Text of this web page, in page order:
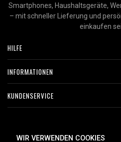
Smartphones, Haushaltsgeräte,
– mit schneller Lieferung und
einkaufen
HILFE
INFORMATIONEN
KUNDENSERVICE
WIR VERWENDEN COOKIES